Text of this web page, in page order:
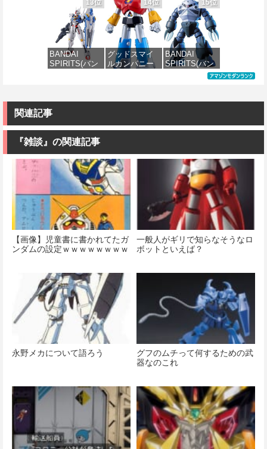
価格：¥3,600
価格：¥2,200
価格：¥2,380
エ[カラーC] 色
分け済みプラ
価格：¥4,500
ツ) 30MS
Fate/Grand
Order アルトリ
ア・キャスタ
ー 色分け済み
プラモデル
ツ) HGUC
1/144 ザクII
(ガルマ専用機)
(機動戦士ガン
ダム)
価格：¥2,982
ツ) HGUC 機動
戦士ガンダム
MSM-03 ゴッ
グ 1/144スケー
ル 色分け済み
プラモデル
価格：¥2,300
13位
BANDAI
SPIRITS(バン
機動戦士ガン
ダム 水星の魔
アリアル 1/100
スケール 色分
け済みプラモ
デル
価格：¥4,822
14位
グッドスマイ
ルカンパニー
イアポロン 組
ケール 全高約
価格：¥8,820
15位
BANDAI
SPIRITS(バン
ダイ スピリッ
MSM-07 ズゴ
みプラモデル
関連記事
『雑談』の関連記事
【画像】児童書に書かれてたガ
ンダムの設定ｗｗｗｗｗｗｗｗ
一般人がギリで知らなそうなロ
ボットといえば？
永野メカについて語ろう
グフのムチって何するための武
器なのこれ